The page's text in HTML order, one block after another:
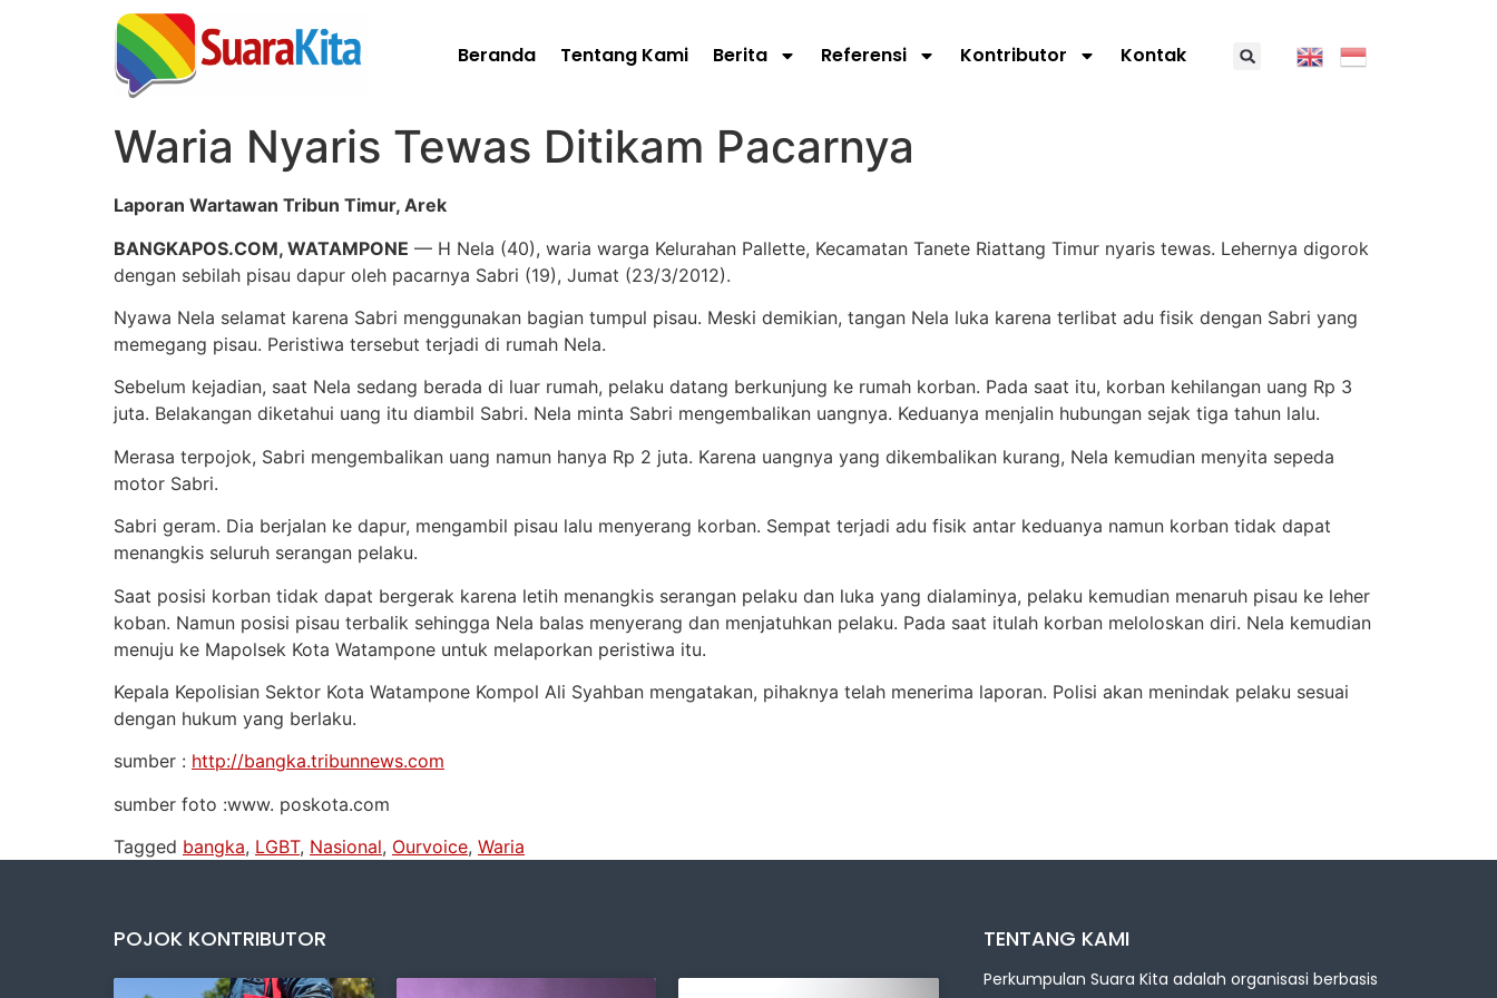
Beranda Tentang Kami Berita Referensi Kontributor Kontak
Waria Nyaris Tewas Ditikam Pacarnya
Laporan Wartawan Tribun Timur, Arek
BANGKAPOS.COM, WATAMPONE — H Nela (40), waria warga Kelurahan Pallette, Kecamatan Tanete Riattang Timur nyaris tewas. Lehernya digorok
dengan sebilah pisau dapur oleh pacarnya Sabri (19), Jumat (23/3/2012).
Nyawa Nela selamat karena Sabri menggunakan bagian tumpul pisau. Meski demikian, tangan Nela luka karena terlibat adu fisik dengan Sabri yang
memegang pisau. Peristiwa tersebut terjadi di rumah Nela.
Sebelum kejadian, saat Nela sedang berada di luar rumah, pelaku datang berkunjung ke rumah korban. Pada saat itu, korban kehilangan uang Rp 3
juta. Belakangan diketahui uang itu diambil Sabri. Nela minta Sabri mengembalikan uangnya. Keduanya menjalin hubungan sejak tiga tahun lalu.
Merasa terpojok, Sabri mengembalikan uang namun hanya Rp 2 juta. Karena uangnya yang dikembalikan kurang, Nela kemudian menyita sepeda
motor Sabri.
Sabri geram. Dia berjalan ke dapur, mengambil pisau lalu menyerang korban. Sempat terjadi adu fisik antar keduanya namun korban tidak dapat
menangkis seluruh serangan pelaku.
Saat posisi korban tidak dapat bergerak karena letih menangkis serangan pelaku dan luka yang dialaminya, pelaku kemudian menaruh pisau ke leher
koban. Namun posisi pisau terbalik sehingga Nela balas menyerang dan menjatuhkan pelaku. Pada saat itulah korban meloloskan diri. Nela kemudian
menuju ke Mapolsek Kota Watampone untuk melaporkan peristiwa itu.
Kepala Kepolisian Sektor Kota Watampone Kompol Ali Syahban mengatakan, pihaknya telah menerima laporan. Polisi akan menindak pelaku sesuai
dengan hukum yang berlaku.
sumber : http://bangka.tribunnews.com
sumber foto :www. poskota.com
Tagged bangka, LGBT, Nasional, Ourvoice, Waria
POJOK KONTRIBUTOR TENTANG KAMI
Perkumpulan Suara Kita adalah organisasi berbasis